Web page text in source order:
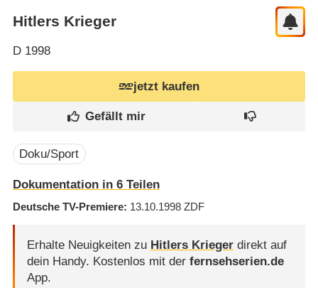
Hitlers Krieger
D1998
jetzt kaufen
Doku/Sport
Dokumentation in 6 Teilen
Deutsche TV-Premiere 13.10.1998 ZDF
Erhalte Neuigkeiten zu Hitlers Kriegerdirekt auf
dein Handy. Kostenlos mit der fernsehserien.de
App.